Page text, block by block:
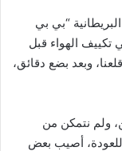
“بي بي
الهواء قبل
وبعد بضع دقائق،
ولم نتمكن من
للعودة، أصيب بعض